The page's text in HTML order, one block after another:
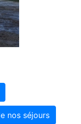
nos séjours